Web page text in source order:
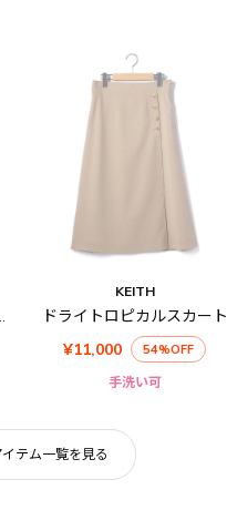
スカート
KEITH
ドライトロピカルスカート
¥11,000
54%OFF
手洗い可
テム一覧を見る